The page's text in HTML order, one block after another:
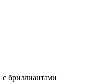
с бриллиантами